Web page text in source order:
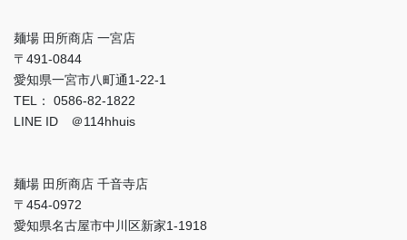
麺場 田所商店 一宮店
〒491-0844
愛知県一宮市八町通1-22-1
TEL： 0586-82-1822
LINE ID ＠114hhuis
麺場 田所商店 千音寺店
〒454-0972
愛知県名古屋市中川区新家1-1918